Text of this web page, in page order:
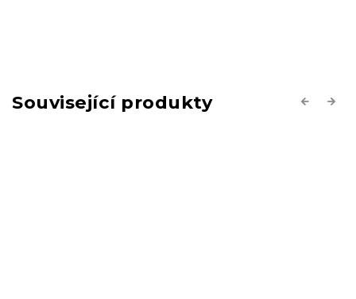
Související produkty Previous
Next